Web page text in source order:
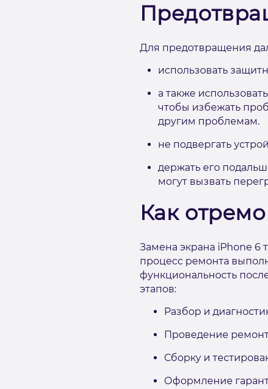
Для предотвращения
использовать
а также
чтобы избежать
другим проблемам.
не подвергать
держать его
могут вызвать
Как
Замена экрана iPhone 6
процесс ремонта
функциональность
этапов:
Разбор и
Проведение
Сборку и
Оформление